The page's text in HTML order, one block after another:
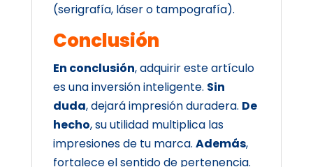
(serigrafía, láser o tampografía).
Conclusión
En conclusión, adquirir este artículo
es una inversión inteligente. Sin
duda, dejará impresión duradera. De
hecho, su utilidad multiplica las
impresiones de tu marca. Además,
fortalece el sentido de pertenencia.